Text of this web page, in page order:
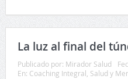
La luz al final del
Publicado por: Mirador Salud
En: Coaching Integral Salud y